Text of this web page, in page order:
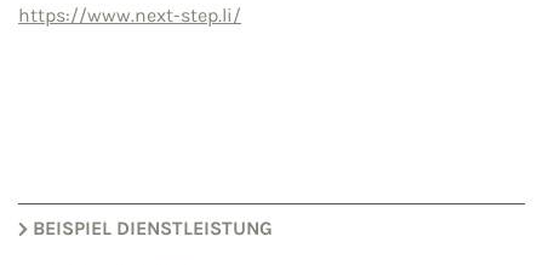
https://www.next-step.li/
BEISPIEL DIENSTLEISTUNG